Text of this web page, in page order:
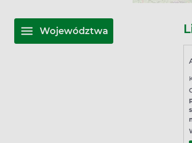
Województwa